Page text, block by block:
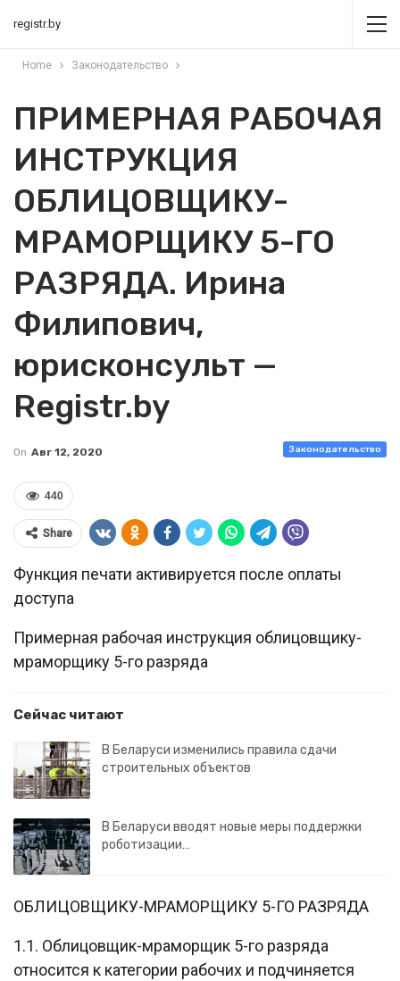
registr.by
Home Законодательство
ПРИМЕРНАЯ РАБОЧАЯ
ИНСТРУКЦИЯ
ОБЛИЦОВЩИКУ-
МРАМОРЩИКУ 5-ГО
РАЗРЯДА. Ирина
Филипович,
юрисконсульт —
Registr.by
Законодательство
On Авг 12, 2020
440
Share
Функция печати активируется после оплаты
доступа
Примерная рабочая инструкция облицовщику-
мраморщику 5-го разряда
Сейчас читают
В Беларуси изменились правила сдачи
строительных объектов
В Беларуси вводят новые меры поддержки
роботизации…
ОБЛИЦОВЩИКУ-МРАМОРЩИКУ 5-ГО РАЗРЯДА
1.1. Облицовщик-мраморщик 5-го разряда
относится к категории рабочих и подчиняется